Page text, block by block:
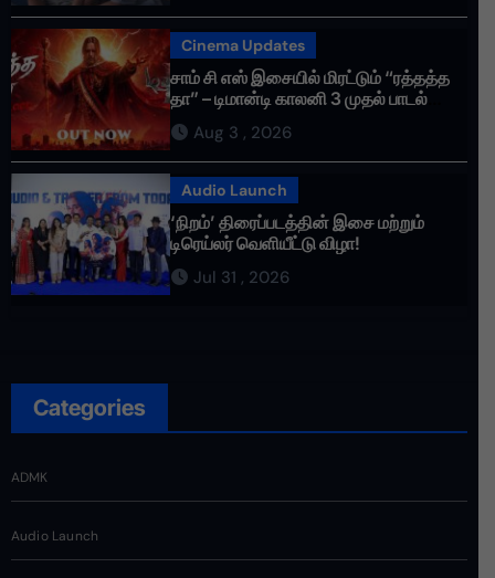
Cinema Updates
சாம் சி எஸ் இசையில் மிரட்டும் “ரத்தத்த
தா” – டிமான்டி காலனி 3 முதல் பாடல்
ரசிகர்களை கவர்ந்து வருகிறது!
Aug 3 , 2026
Audio Launch
‘நிறம்’ திரைப்படத்தின் இசை மற்றும்
டிரெய்லர் வெளியீட்டு விழா!
Jul 31 , 2026
Categories
ADMK
Audio Launch